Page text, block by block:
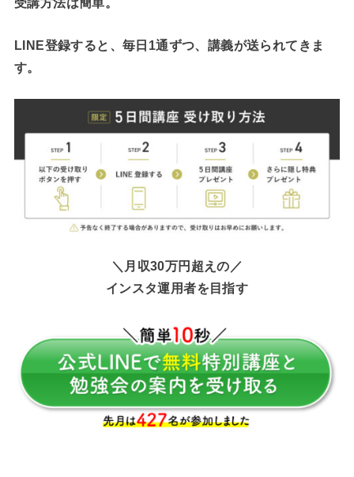
受講方法は簡単。
LINE登録すると、毎日1通ずつ、講義が送られてきま
す。
＼月収30万円超えの／
インスタ運用者を目指す